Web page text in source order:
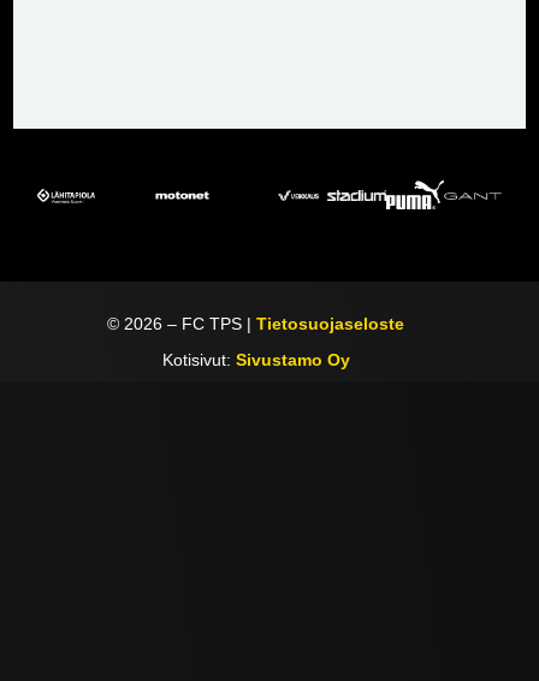
© 2026 – FC TPS |Tietosuojaseloste
Kotisivut: Sivustamo Oy